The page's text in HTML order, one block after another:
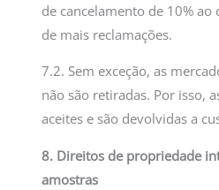
de cancelamento de 10%
de mais reclamações.
7.2. Sem exceção, as
não são retiradas. Por isso,
aceites e são devolvidas a
8. Direitos de propriedade
amostras